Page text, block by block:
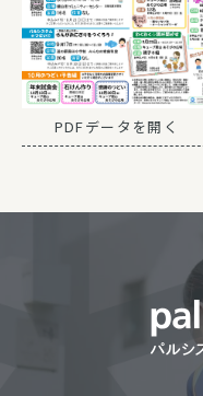
PDFデータを開く